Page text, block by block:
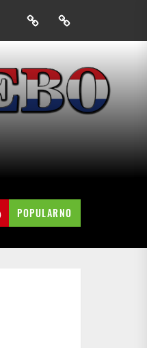
PrijavakSkini
mobilnu
Hrvatskog
neba
POPULARNO